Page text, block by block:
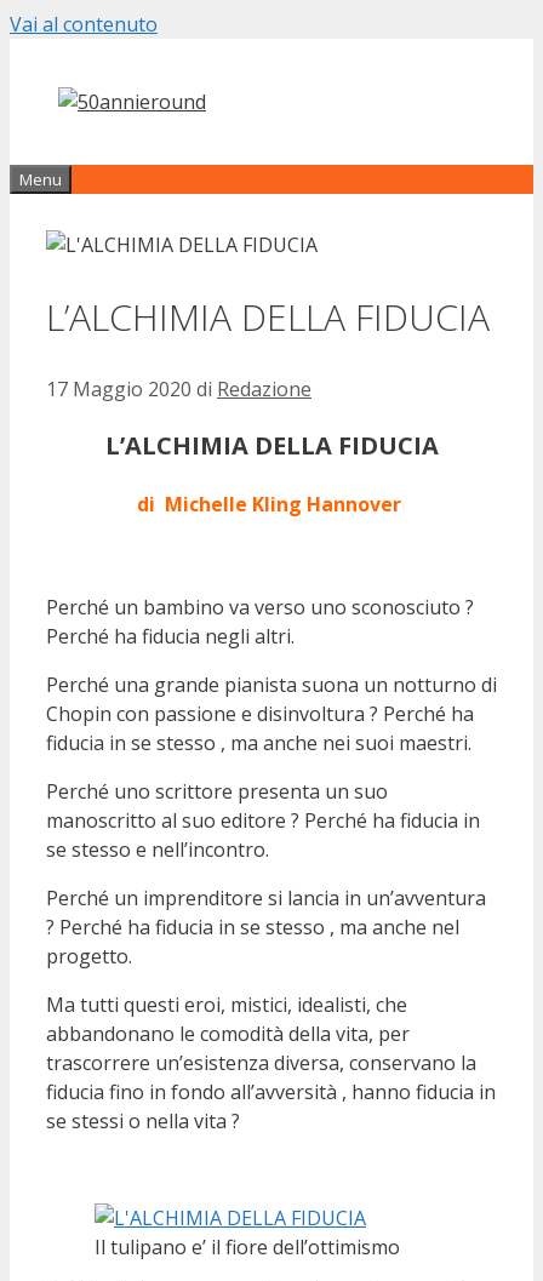
Vai al contenuto
Menu
L’ALCHIMIA DELLA FIDUCIA
17 Maggio 2020 di Redazione
L’ALCHIMIA DELLA FIDUCIA
di Michelle Kling Hannover
Perché un bambino va verso uno sconosciuto ?
Perché ha fiducia negli altri.
Perché una grande pianista suona un notturno di
Chopin con passione e disinvoltura ? Perché ha
fiducia in se stesso , ma anche nei suoi maestri.
Perché uno scrittore presenta un suo
manoscritto al suo editore ? Perché ha fiducia in
se stesso e nell’incontro.
Perché un imprenditore si lancia in un’avventura
? Perché ha fiducia in se stesso , ma anche nel
progetto.
Ma tutti questi eroi, mistici, idealisti, che
abbandonano le comodità della vita, per
trascorrere un’esistenza diversa, conservano la
fiducia fino in fondo all’avversità , hanno fiducia in
se stessi o nella vita ?
Il tulipano e’ il fiore dell’ottimismo